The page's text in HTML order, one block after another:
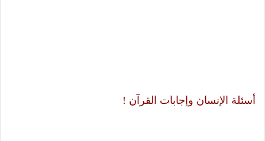
أسئلة الإنسان وإجابات القرآن !